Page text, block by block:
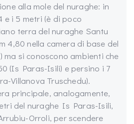
alla mole del nuraghe: in
e i 5 metri (è di poco
terra del nuraghe Santu
4,80 nella camera di base del
ma si conoscono ambienti che
(Is Paras-Isili) e persino i 7
Villanova Truschedu).
principale, analogamente,
del nuraghe Is Paras-Isili,
Orroli, per scendere